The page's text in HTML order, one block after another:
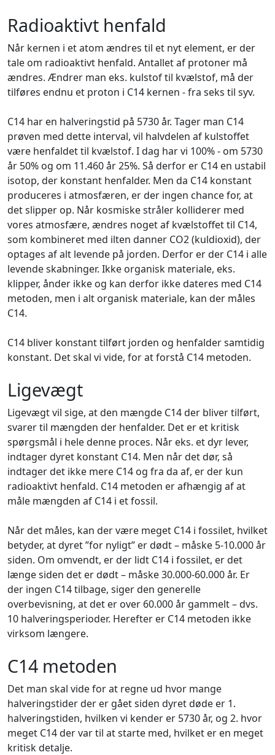
Radioaktivt henfald
Når kernen i et atom ændres til et nyt element, er der
tale om radioaktivt henfald. Antallet af protoner må
ændres. Ændrer man eks. kulstof til kvælstof, må der
tilføres endnu et proton i C14 kernen - fra seks til syv.
C14 har en halveringstid på 5730 år. Tager man C14
prøven med dette interval, vil halvdelen af kulstoffet
være henfaldet til kvælstof. I dag har vi 100% - om 5730
år 50% og om 11.460 år 25%. Så derfor er C14 en ustabil
isotop, der konstant henfalder. Men da C14 konstant
produceres i atmosfæren, er der ingen chance for, at
det slipper op. Når kosmiske stråler kolliderer med
vores atmosfære, ændres noget af kvælstoffet til C14,
som kombineret med ilten danner CO2 (kuldioxid), der
optages af alt levende på jorden. Derfor er der C14 i alle
levende skabninger. Ikke organisk materiale, eks.
klipper, ånder ikke og kan derfor ikke dateres med C14
metoden, men i alt organisk materiale, kan der måles
C14.
C14 bliver konstant tilført jorden og henfalder samtidig
konstant. Det skal vi vide, for at forstå C14 metoden.
Ligevægt
Ligevægt vil sige, at den mængde C14 der bliver tilført,
svarer til mængden der henfalder. Det er et kritisk
spørgsmål i hele denne proces. Når eks. et dyr lever,
indtager dyret konstant C14. Men når det dør, så
indtager det ikke mere C14 og fra da af, er der kun
radioaktivt henfald. C14 metoden er afhængig af at
måle mængden af C14 i et fossil.
Når det måles, kan der være meget C14 i fossilet, hvilket
betyder, at dyret ”for nyligt” er dødt – måske 5-10.000 år
siden. Om omvendt, er der lidt C14 i fossilet, er det
længe siden det er dødt – måske 30.000-60.000 år. Er
der ingen C14 tilbage, siger den generelle
overbevisning, at det er over 60.000 år gammelt – dvs.
10 halveringsperioder. Herefter er C14 metoden ikke
virksom længere.
C14 metoden
Det man skal vide for at regne ud hvor mange
halveringstider der er gået siden dyret døde er 1.
halveringstiden, hvilken vi kender er 5730 år, og 2. hvor
meget C14 der var til at starte med, hvilket er en meget
kritisk detalje.